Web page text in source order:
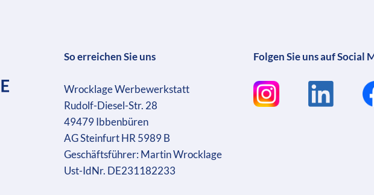
So erreichen Sie uns
Wrocklage Werbewerkstatt
Rudolf-Diesel-Str. 28
49479 Ibbenbüren
AG Steinfurt HR 5989 B
Geschäftsführer: Martin Wrocklage
Ust-IdNr. DE231182233
Folgen Sie uns auf Social